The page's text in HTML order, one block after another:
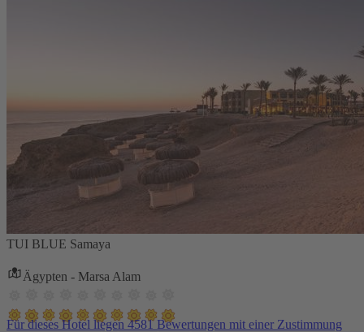
TUI BLUE Samaya
Ägypten - Marsa Alam
Für dieses Hotel liegen 4581 Bewertungen mit einer Zustimmung